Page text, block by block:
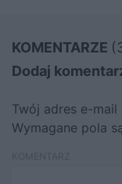
KOMENTARZE
Dodaj
Twój adres e-
Wymagane pola